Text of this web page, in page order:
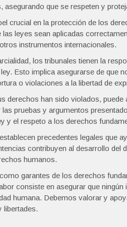
asegurando que se respeten y
crucial en la protección de los
leyes sean aplicadas
instrumentos internacionales.
los tribunales tienen la
Esto implica asegurarse de que
o violaciones a la libertad de
derechos han sido violados,
pruebas y argumentos
y el respeto a los derechos
precedentes legales que
contribuyen al desarrollo del
humanos.
garantes de los derechos
consiste en asegurar que
humana. Debemos valorar y
libertades.